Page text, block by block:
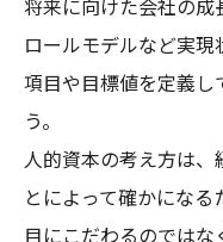
将来に向けた会社の
ロールモデルなど実
項目や目標値を定義し
う。
人的資本の考え方は
とによって確かにな
目にこだわるのでは